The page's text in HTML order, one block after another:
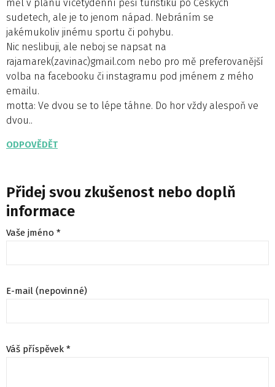
měl v plánu vícetýdenní pěší turistiku po Českých
sudetech, ale je to jenom nápad. Nebráním se
jakémukoliv jinému sportu či pohybu.
Nic neslibuji, ale neboj se napsat na
rajamarek(zavinac)gmail.com nebo pro mě preferovanější
volba na facebooku či instagramu pod jménem z mého
emailu.
motta: Ve dvou se to lépe táhne. Do hor vždy alespoň ve
dvou..
ODPOVĚDĚT
Přidej svou zkušenost nebo doplň
informace
Vaše jméno *
E-mail (nepovinné)
Váš příspěvek *